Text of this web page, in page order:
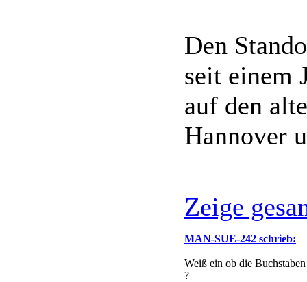
Den
seit einem
auf den
Hannover
Zeige
MAN-SUE-242 schrieb:
Weiß ein ob die
?